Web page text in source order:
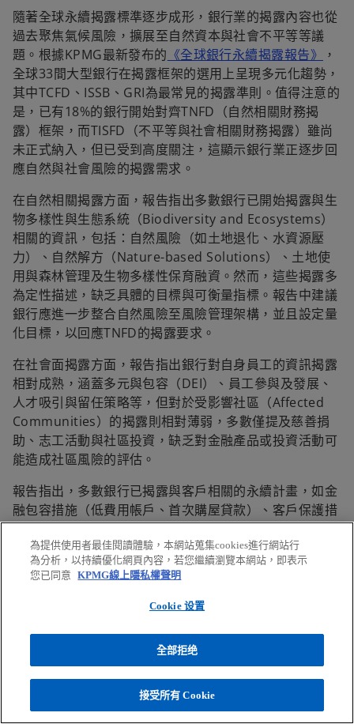
隨著全球永續揭露標準逐步成形，銀行業的揭露內容也從
過去聚焦氣候風險，擴展至自然資本與社會不平等等議
題。根據KPMG最新發布的 《全球銀行永續揭露報告》
，
全球33間大型銀行在揭露框架的選用上呈現多元化趨勢，
其中TCFD、ISSB、GRI為最常見的揭露準則。值得注意的
是，已有18%的銀行開始對齊TNFD（自然相關財務揭
露）框架，而TISFD（不平等與社會相關財務揭露）雖尚
未正式納入，但已受到高度關注，這顯示銀行業正逐步回
應自然與社會風險的揭露需求。
在自然相關揭露方面，報告指出多數銀行已開始揭露與生
物多樣性與生態系統（Biodiversity and Ecosystems）
相關的資訊，包括：自然風險（如土地退化、水資源壓
力）、自然解方（Nature-based Solutions）、土地使
用與森林管理及生物多樣性保育融資。然而，這些揭露多
為定性描述，缺乏具體的目標與可衡量指標。報告中建議
銀行應進一步整合自然風險至風險管理架構，並且設定量
化目標，以回應TNFD的揭露要求。
在社會面揭露方面，報告指出銀行對自身員工的資訊揭露
相對成熟，涵蓋多元與包容（DEI）、員工參與及發展、
人才吸引與留任策略等，但對於受影響社區（Affected
Communities）的揭露則相對薄弱，多數僅提及慈善捐
助、志工活動與社區投資，缺乏對金融產品或投資活動可
能造成社區風險的評估。
報告指出，多數銀行已揭露與客戶相關的永續計畫，如金
融包容措施（低費用帳戶、首次購屋貸款）、客戶保護措
施（防詐訓練、金融教育）。但這些揭露多為敘述性，缺
乏成效衡量與目標設定。此外，關於客訴處理與詐騙防治
的揭露方式不一致，導致難以比較各銀行的表現。報告建
議銀行應建立標準化指標，並連結至商業行為結果，以提
升揭露的可比較性與透明度並強調社會影響的財務重要
風險評估、文化支持、供應商管理等，亦可作為在地化揭
露的參考。
除了國際揭露框架的使用發展，台灣第三屆永續金融評鑑
也呼應TNFD與TISFD的核心精神。在自然資本方面，評鑑
為提供使用者最佳閱讀體驗，本網站蒐集cookies進行網站行
為分析，以持續優化網頁內容，若您繼續瀏覽本網站，即表示
您已同意
KPMG線上隱私權聲明
Cookie 设置
全部拒绝
接受所有 Cookie